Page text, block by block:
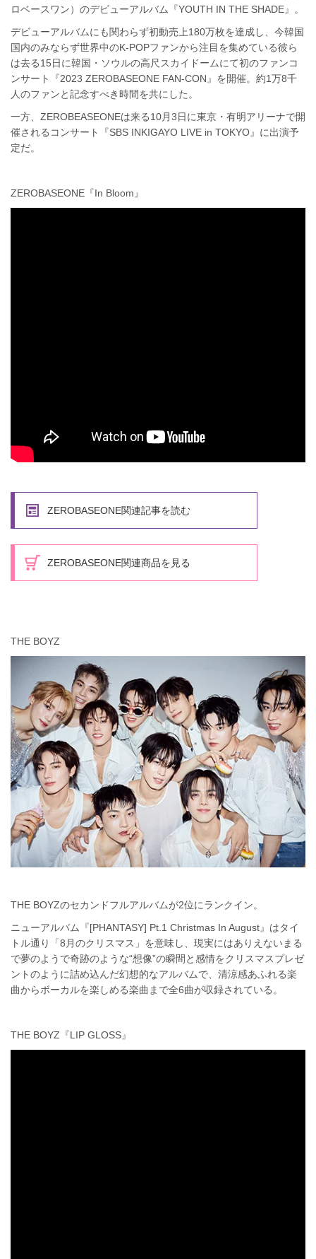
ロベースワン）のデビューアルバム『YOUTH IN THE SHADE』。
デビューアルバムにも関わらず初動売上180万枚を達成し、今韓国
国内のみならず世界中のK-POPファンから注目を集めている彼ら
は去る15日に韓国・ソウルの高尺スカイドームにて初のファンコ
ンサート『2023 ZEROBASEONE FAN-CON』を開催。約1万8千
人のファンと記念すべき時間を共にした。
一方、ZEROBEASEONEは来る10月3日に東京・有明アリーナで開
催されるコンサート『SBS INKIGAYO LIVE in TOKYO』に出演予
定だ。
ZEROBASEONE『In Bloom』
ZEROBASEONE関連記事を読む
ZEROBASEONE関連商品を見る
THE BOYZ
THE BOYZのセカンドフルアルバムが2位にランクイン。
ニューアルバム『[PHANTASY] Pt.1 Christmas In August』はタイ
トル通り「8月のクリスマス」を意味し、現実にはありえないまる
で夢のようで奇跡のような“想像”の瞬間と感情をクリスマスプレゼ
ントのように詰め込んだ幻想的なアルバムで、清涼感あふれる楽
曲からボーカルを楽しめる楽曲まで全6曲が収録されている。
THE BOYZ『LIP GLOSS』